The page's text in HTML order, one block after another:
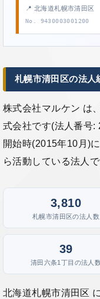
📍 北海道札幌市清田区
No. 9430003001200
札幌市清田区の法人
株式会社マルケン は
式会社です(法人番号
開始時(2015年10月)
ら活動している法人で
3,810
札幌市清田区の法人数
39
清田六条1丁目の法人
北海道札幌市清田区